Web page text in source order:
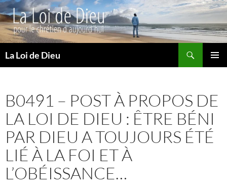
La Loi de Dieu
B0491 – POST À PROPOS DE
LA LOI DE DIEU : ÊTRE BÉNI
PAR DIEU A TOUJOURS ÉTÉ
LIÉ À LA FOI ET À
L’OBÉISSANCE…